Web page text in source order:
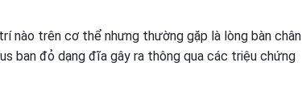
nào trên cơ thể nhưng thường gặp là lòng bàn chân
ban đỏ dạng đĩa gây ra thông qua các triệu chứng